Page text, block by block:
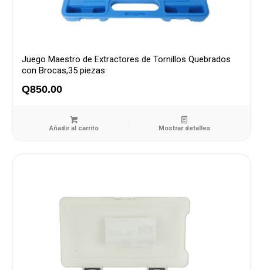
Juego Maestro de Extractores de Tornillos Quebrados
con Brocas,35 piezas
Q850.00
Añadir al carrito Mostrar detalles